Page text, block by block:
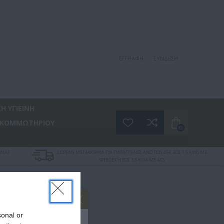
or
ΥΓΙΕΙΝΗ
ΚΟΜΜΩΤΗΡΙΟΥ
ΔΩΡΕΑΝ ΜΕΤΑΦΟΡΙΚΑ ΓΙΑ ΠΑΡΑΓΓΕΛΙΕΣ ΑΝΩ ΤΩΝ 45€, ΕΩΣ 1,5 ΚΙΛΟ ΜΕ
SPEEDEX Ή ΕΩΣ 3,5 ΚΙΛΑ ΜΕ ACS